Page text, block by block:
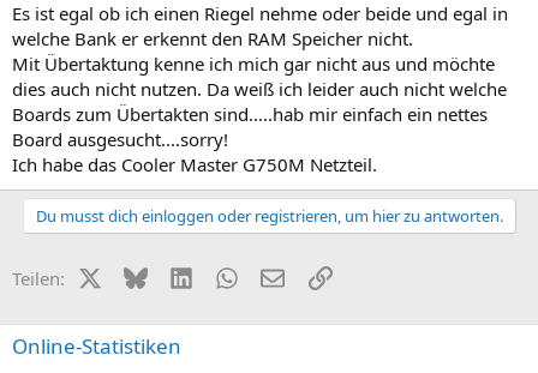
Es ist egal ob ich einen Riegel nehme oder beide und egal in
welche Bank er erkennt den RAM Speicher nicht.
Mit Übertaktung kenne ich mich gar nicht aus und möchte
dies auch nicht nutzen. Da weiß ich leider auch nicht welche
Boards zum Übertakten sind.....hab mir einfach ein nettes
Board ausgesucht....sorry!
Ich habe das Cooler Master G750M Netzteil.
Du musst dich einloggen oder registrieren, um hier zu antworten.
Teilen: X (Twitter)
BlueskyLinkedInWhatsApp
E-MailLink
Online-Statistiken